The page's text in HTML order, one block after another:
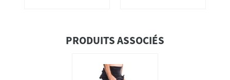
PRODUITS ASSOCIÉS